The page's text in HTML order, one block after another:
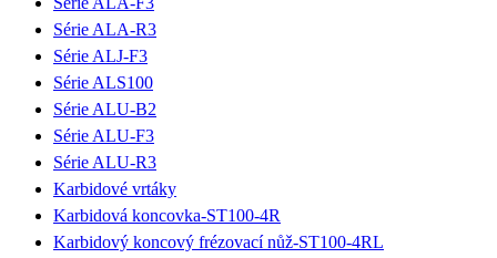
Série ALA-R3
Série ALJ-F3
Série ALS100
Série ALU-B2
Série ALU-F3
Série ALU-R3
Karbidové vrtáky
Karbidová koncovka-ST100-4R
Karbidový koncový frézovací nůž-ST100-4RL